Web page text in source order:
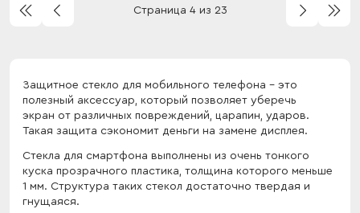
Страница 4 из 23
Защитное стекло для мобильного телефона – это
полезный аксессуар, который позволяет уберечь
экран от различных повреждений, царапин, ударов.
Такая защита сэкономит деньги на замене дисплея.
Стекла для смартфона выполнены из очень тонкого
куска прозрачного пластика, толщина которого меньше
1 мм. Структура таких стекол достаточно твердая и
гнущаяся.